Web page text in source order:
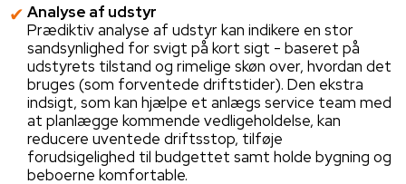
Analyse af udstyr
Prædiktiv analyse af udstyr kan indikere en stor
sandsynlighed for svigt på kort sigt - baseret på
udstyrets tilstand og rimelige skøn over, hvordan det
bruges (som forventede driftstider). Den ekstra
indsigt, som kan hjælpe et anlægs service team med
at planlægge kommende vedligeholdelse, kan
reducere uventede driftsstop, tilføje
forudsigelighed til budgettet samt holde bygning og
beboerne komfortable.